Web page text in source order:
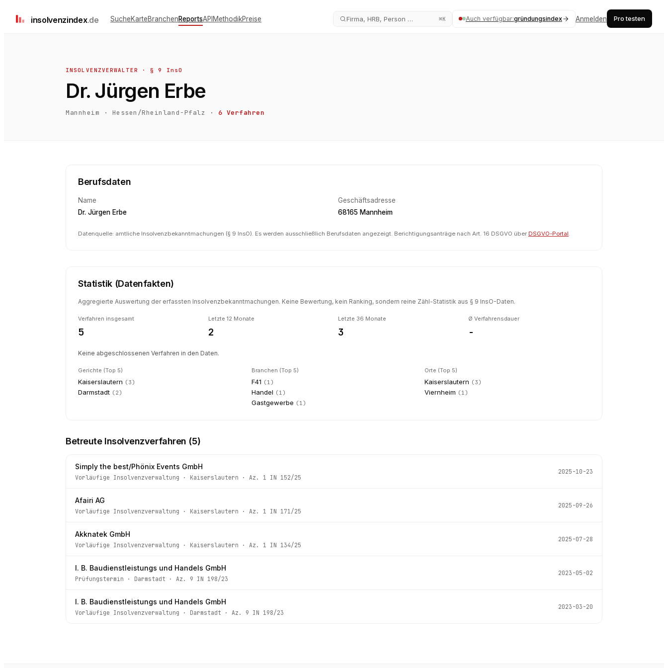
insolvenzindex.de SucheKarteBranchenReportsAPIMethodikPreise Firma, HRB, Person … ⌘K Auch verfügbar:gründungsindex Anmelden Pro testen
INSOLVENZVERWALTER · § 9 InsO
Dr. Jürgen Erbe
Mannheim · Hessen/Rheinland-Pfalz · 6 Verfahren
Berufsdaten
Name
Dr. Jürgen Erbe
Geschäftsadresse
68165 Mannheim
Datenquelle: amtliche Insolvenzbekanntmachungen (§ 9 InsO). Es werden ausschließlich Berufsdaten angezeigt. Berichtigungsanträge nach Art. 16 DSGVO über DSGVO-Portal.
Statistik (Datenfakten)
Aggregierte Auswertung der erfassten Insolvenzbekanntmachungen. Keine Bewertung, kein Ranking, sondern reine Zähl-Statistik aus § 9 InsO-Daten.
Verfahren insgesamt
5
Letzte 12 Monate
2
Letzte 36 Monate
3
Ø Verfahrensdauer
-
Keine abgeschlossenen Verfahren in den Daten.
Gerichte (Top 5)
Kaiserslautern (3)
Darmstadt (2)
Branchen (Top 5)
F41 (1)
Handel (1)
Gastgewerbe (1)
Orte (Top 5)
Kaiserslautern (3)
Viernheim (1)
Betreute Insolvenzverfahren (5)
Simply the best/Phönix Events GmbH
Vorläufige Insolvenzverwaltung · Kaiserslautern · Az. 1 IN 152/25
2025-10-23
Afairi AG
Vorläufige Insolvenzverwaltung · Kaiserslautern · Az. 1 IN 171/25
2025-09-26
Akknatek GmbH
Vorläufige Insolvenzverwaltung · Kaiserslautern · Az. 1 IN 134/25
2025-07-28
I. B. Baudienstleistungs und Handels GmbH
Prüfungstermin · Darmstadt · Az. 9 IN 198/23
2023-05-02
I. B. Baudienstleistungs und Handels GmbH
Vorläufige Insolvenzverwaltung · Darmstadt · Az. 9 IN 198/23
2023-03-20